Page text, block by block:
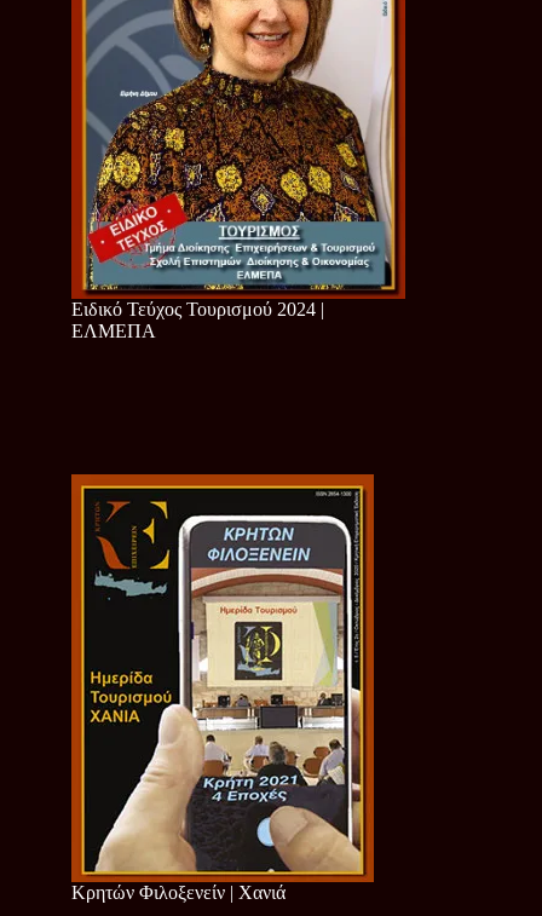
Ειδικό Τεύχος Τουρισμού 2024 |
ΕΛΜΕΠΑ
Κρητών Φιλοξενείν | Χανιά